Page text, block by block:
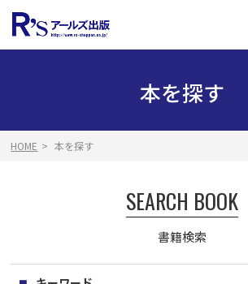
本を探す
HOME 本を探す
SEARCH BOOK
書籍検索